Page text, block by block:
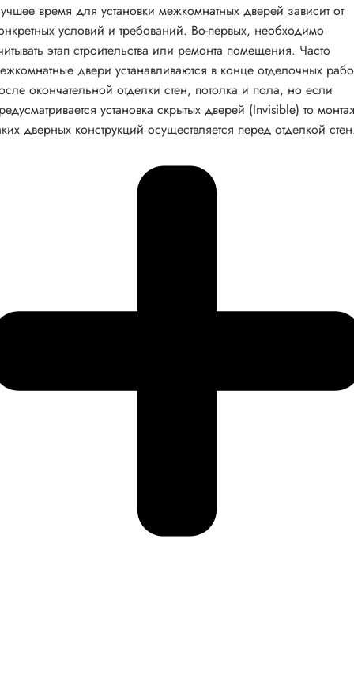
время для установки межкомнатных дверей зависит от
условий и требований. Во-первых, необходимо
этап строительства или ремонта помещения. Часто
двери устанавливаются в конце отделочных
окончательной отделки стен, потолка и пола, но если
установка скрытых дверей (Invisible) то
дверных конструкций осуществляется перед отделкой